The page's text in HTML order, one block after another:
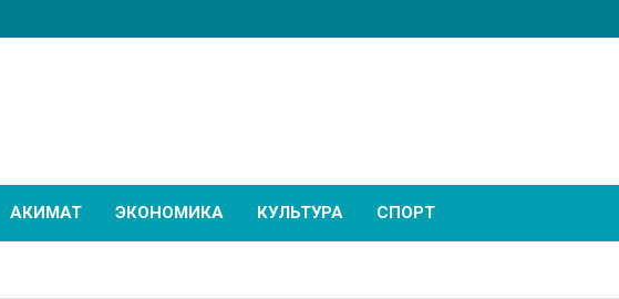
АКИМАТ ЭКОНОМИКА КУЛЬТУРА СПОРТ